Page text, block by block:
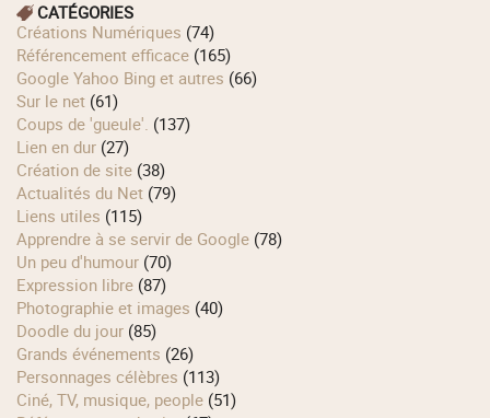
CATÉGORIES
Créations Numériques (74)
Référencement efficace (165)
Google Yahoo Bing et autres (66)
Sur le net (61)
Coups de 'gueule'. (137)
Lien en dur (27)
Création de site (38)
Actualités du Net (79)
Liens utiles (115)
Apprendre à se servir de Google (78)
Un peu d'humour (70)
Expression libre (87)
Photographie et images (40)
Doodle du jour (85)
Grands événements (26)
Personnages célèbres (113)
Ciné, TV, musique, people (51)